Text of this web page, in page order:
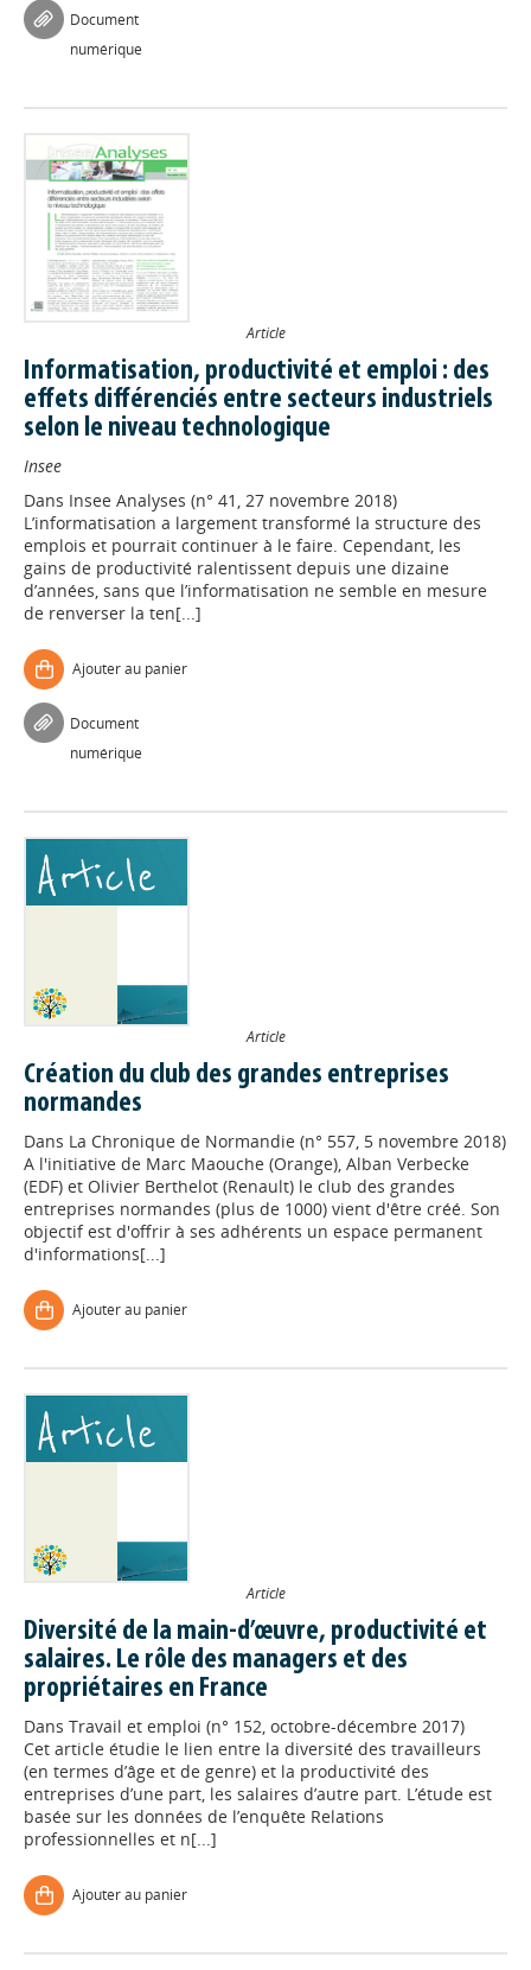
Document
numérique
Article
Informatisation, productivité et emploi : des
effets différenciés entre secteurs industriels
selon le niveau technologique
Insee
Dans Insee Analyses (n° 41, 27 novembre 2018)
L’informatisation a largement transformé la structure des
emplois et pourrait continuer à le faire. Cependant, les
gains de productivité ralentissent depuis une dizaine
d’années, sans que l’informatisation ne semble en mesure
de renverser la ten[...]
Ajouter au panier
Document
numérique
Article
Création du club des grandes entreprises
normandes
Dans La Chronique de Normandie (n° 557, 5 novembre 2018)
A l'initiative de Marc Maouche (Orange), Alban Verbecke
(EDF) et Olivier Berthelot (Renault) le club des grandes
entreprises normandes (plus de 1000) vient d'être créé. Son
objectif est d'offrir à ses adhérents un espace permanent
d'informations[...]
Ajouter au panier
Article
Diversité de la main-d’œuvre, productivité et
salaires. Le rôle des managers et des
propriétaires en France ‬
Dans Travail et emploi (n° 152, octobre-décembre 2017)
Cet article étudie le lien entre la diversité des travailleurs
(en termes d’âge et de genre) et la productivité des
entreprises d’une part, les salaires d’autre part. L’étude est
basée sur les données de l’enquête Relations
professionnelles et n[...]
Ajouter au panier